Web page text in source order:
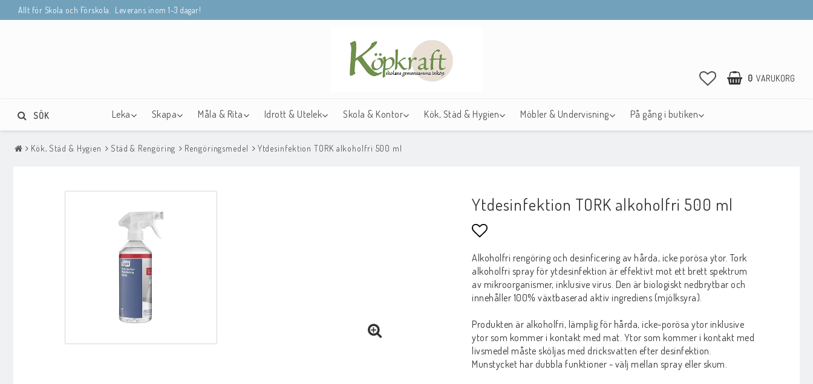
Allt för Skola och Förskola. Leverans inom 1-3 dagar!
0 VARUKORG
Leka Skapa Måla & Rita Idrott & Utelek Skola & Kontor Kök, Städ & Hygien Möbler & Undervisning På gång i butiken
SÖK
Kök, Städ & Hygien Städ & Rengöring Rengöringsmedel Ytdesinfektion TORK alkoholfri 500 ml
Ytdesinfektion TORK alkoholfri 500 ml
Lägg till i favoritlistan
Alkoholfri rengöring och desinficering av hårda, icke porösa ytor. Tork
alkoholfri spray för ytdesinfektion är effektivt mot ett brett spektrum
av mikroorganismer, inklusive virus. Den är biologiskt nedbrytbar och
innehåller 100% växtbaserad aktiv ingrediens (mjölksyra).
Produkten är alkoholfri, lämplig för hårda, icke-porösa ytor inklusive
ytor som kommer i kontakt med mat. Ytor som kommer i kontakt med
livsmedel måste sköljas med dricksvatten efter desinfektion.
Munstycket har dubbla funktioner - välj mellan spray eller skum.